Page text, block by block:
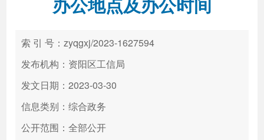
政务服务
高效办成一件事
索 引 号：zyqgxj/2023-1627594
发布机构：资阳区工信局
发文日期：2023-03-30
信息类别：综合政务
公开范围：全部公开